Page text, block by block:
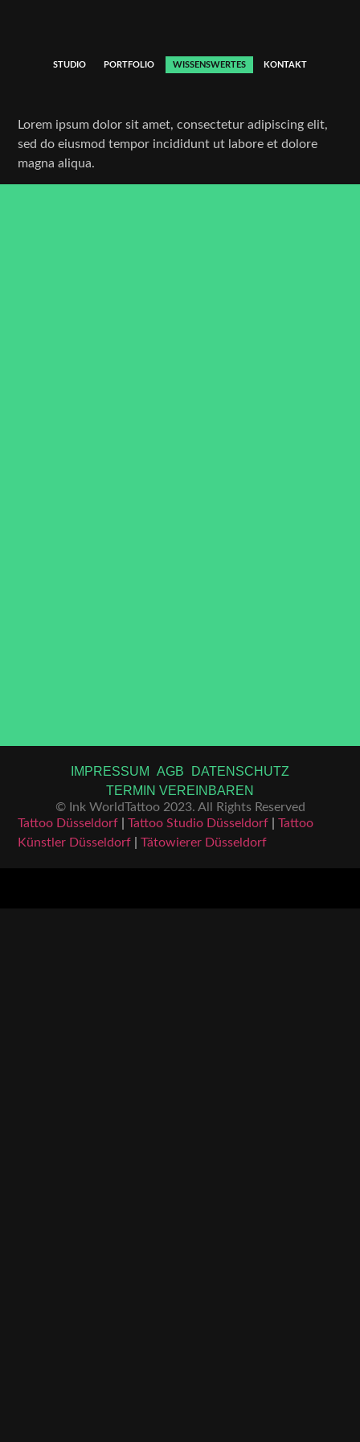
STUDIO PORTFOLIO WISSENSWERTES KONTAKT
Lorem ipsum dolor sit amet, consectetur adipiscing elit,
sed do eiusmod tempor incididunt ut labore et dolore
magna aliqua.
© Ink WorldTattoo 2023. All Rights Reserved
IMPRESSUM AGB
DATENSCHUTZ
TERMIN VEREINBAREN
Tattoo Düsseldorf |Tattoo Studio Düsseldorf |Tattoo
Künstler Düsseldorf |Tätowierer Düsseldorf